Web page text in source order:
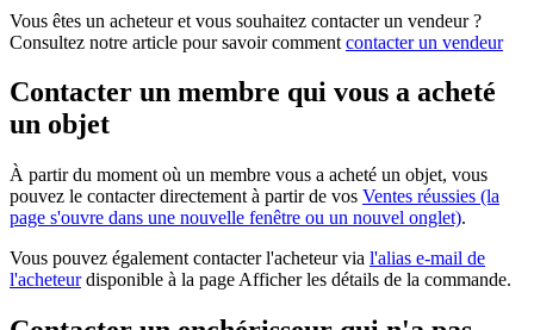
Vous êtes un acheteur et vous souhaitez contacter un vendeur ?
Consultez notre article pour savoir comment contacter un vendeur
Contacter un membre qui vous a acheté
un objet
À partir du moment où un membre vous a acheté un objet, vous
pouvez le contacter directement à partir de vos Ventes réussies (la
page s'ouvre dans une nouvelle fenêtre ou un nouvel onglet).
Vous pouvez également contacter l'acheteur via l'alias e-mail de
l'acheteurdisponible à la page Afficher les détails de la commande.